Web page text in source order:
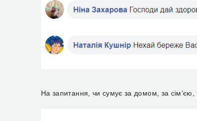
На запитання, чи сумує за домом, за сім’єю,